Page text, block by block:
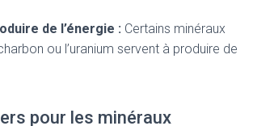
de l’énergie : Certains minéraux
ou l’uranium servent à produire de
pour les minéraux